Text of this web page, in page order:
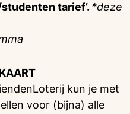
tarief’. *deze
kun je met
voor (bijna) alle